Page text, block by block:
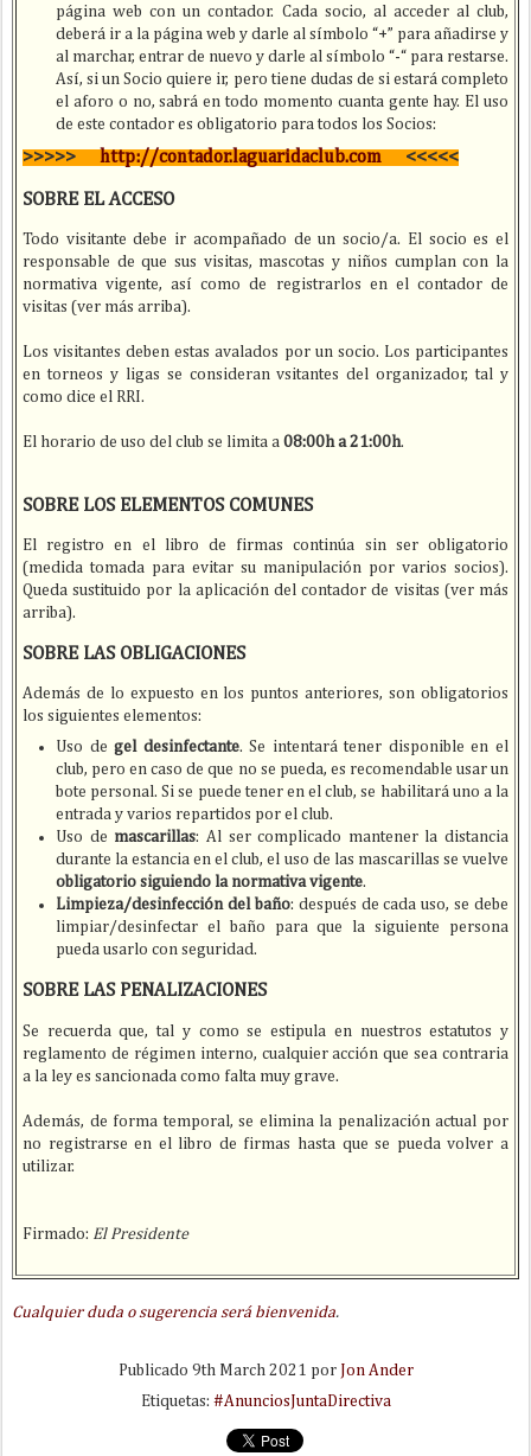
página web con un contador. Cada socio, al acceder al club,
deberá ir a la página web y darle al símbolo “+” para añadirse y
al marchar, entrar de nuevo y darle al símbolo “-“ para restarse.
Así, si un Socio quiere ir, pero tiene dudas de si estará completo
el aforo o no, sabrá en todo momento cuanta gente hay. El uso
de este contador es obligatorio para todos los Socios:
>>>>> http://contador.laguaridaclub.com <<<<<
SOBRE EL ACCESO
Todo visitante debe ir acompañado de un socio/a. El socio es el
responsable de que sus visitas, mascotas y niños cumplan con la
normativa vigente, así como de registrarlos en el contador de
visitas (ver más arriba).
Los visitantes deben estas avalados por un socio. Los participantes
en torneos y ligas se consideran vsitantes del organizador, tal y
como dice el RRI.
El horario de uso del club se limita a 08:00h a 21:00h.
SOBRE LOS ELEMENTOS COMUNES
El registro en el libro de firmas continúa sin ser obligatorio
(medida tomada para evitar su manipulación por varios socios).
Queda sustituido por la aplicación del contador de visitas (ver más
arriba).
SOBRE LAS OBLIGACIONES
Además de lo expuesto en los puntos anteriores, son obligatorios
los siguientes elementos:
Uso degel desinfectante. Se intentará tener disponible en el
club, pero en caso de que no se pueda, es recomendable usar un
bote personal. Si se puede tener en el club, se habilitará uno a la
entrada y varios repartidos por el club.
Uso de mascarillas: Al ser complicado mantener la distancia
durante la estancia en el club, el uso de las mascarillas se vuelve
obligatorio siguiendo la normativa vigente.
Limpieza/desinfección del baño: después de cada uso, se debe
limpiar/desinfectar el baño para que la siguiente persona
pueda usarlo con seguridad.
SOBRE LAS PENALIZACIONES
Se recuerda que, tal y como se estipula en nuestros estatutos y
reglamento de régimen interno, cualquier acción que sea contraria
a la ley es sancionada como falta muy grave.
Además, de forma temporal, se elimina la penalización actual por
no registrarse en el libro de firmas hasta que se pueda volver a
utilizar.
Firmado: El Presidente
Cualquier duda o sugerencia será bienvenida.
Publicado 9th March 2021 por Jon Ander
Etiquetas: #AnunciosJuntaDirectiva